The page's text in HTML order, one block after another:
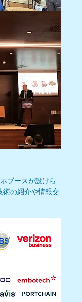
ブースが設けら
術の紹介や情報交